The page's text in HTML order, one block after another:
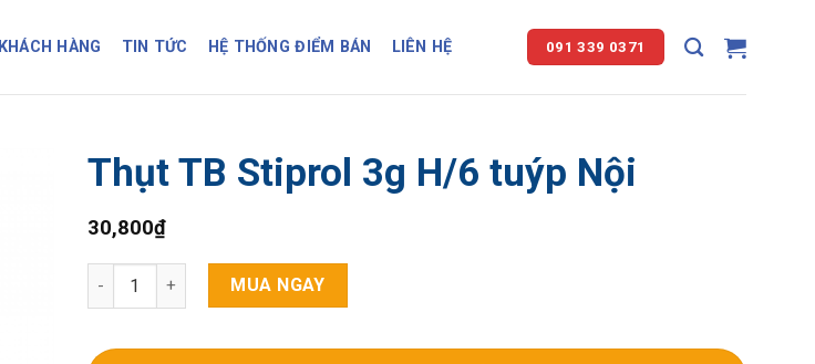
KHÁCH HÀNG TIN TỨC HỆ THỐNG ĐIỂM BÁN LIÊN HỆ 091 339 0371
Thụt TB Stiprol 3g H/6 tuýp Nội
30,800₫
Thụt TB Stiprol 3g H/6 tuýp Nội số lượng
MUA NGAY